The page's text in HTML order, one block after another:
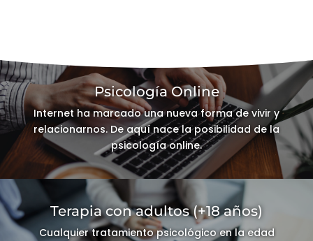
Psicología Online
Internet ha marcado una nueva forma de vivir y
relacionarnos. De aquí nace la posibilidad de la
psicología online.
Terapia con adultos (+18 años)
Cualquier tratamiento psicológico en la edad